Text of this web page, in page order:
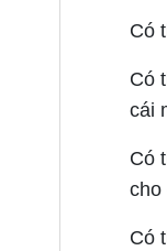
Có
Có
cái
Có
cho
Có